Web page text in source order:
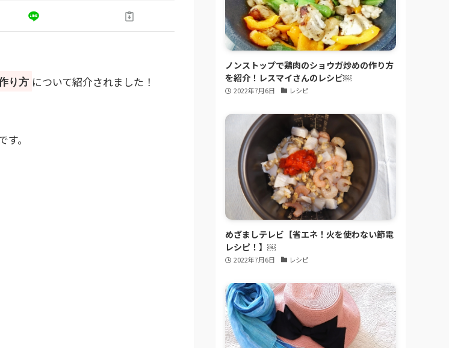
り方 について紹介されました！
。
ノンストップで鶏肉のショウガ炒めの作り方
を紹介！レスマイさんのレシピ￼
2022年7月6日 レシピ
めざましテレビ【省エネ！火を使わない節電
レシピ！】￼
2022年7月6日 レシピ